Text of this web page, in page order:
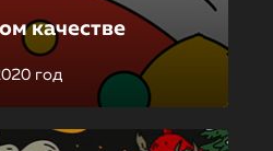
качестве
год